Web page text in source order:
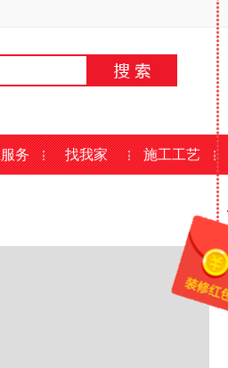
务 找我家 施工工艺